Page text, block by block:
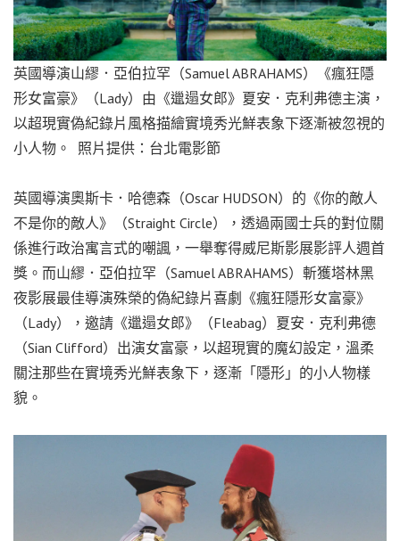
英國導演山繆．亞伯拉罕（Samuel ABRAHAMS）《瘋狂隱
形女富豪》（Lady）由《邋遢女郎》夏安．克利弗德主演，
以超現實偽紀錄片風格描繪實境秀光鮮表象下逐漸被忽視的
小人物。 照片提供：台北電影節
英國導演奧斯卡．哈德森（Oscar HUDSON）的《你的敵人
不是你的敵人》（Straight Circle），透過兩國士兵的對位關
係進行政治寓言式的嘲諷，一舉奪得威尼斯影展影評人週首
獎。而山繆．亞伯拉罕（Samuel ABRAHAMS）斬獲塔林黑
夜影展最佳導演殊榮的偽紀錄片喜劇《瘋狂隱形女富豪》
（Lady），邀請《邋遢女郎》（Fleabag）夏安．克利弗德
（Sian Clifford）出演女富豪，以超現實的魔幻設定，溫柔
關注那些在實境秀光鮮表象下，逐漸「隱形」的小人物樣
貌。